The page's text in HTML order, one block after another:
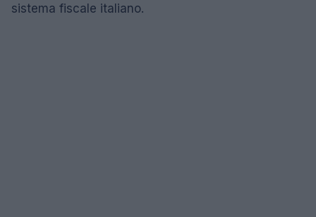
sistema fiscale italiano.